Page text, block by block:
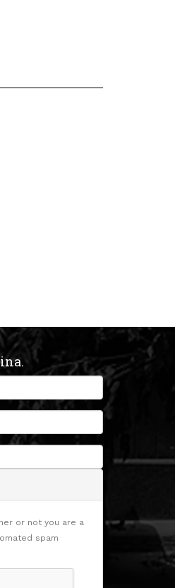
or not you are a
spam